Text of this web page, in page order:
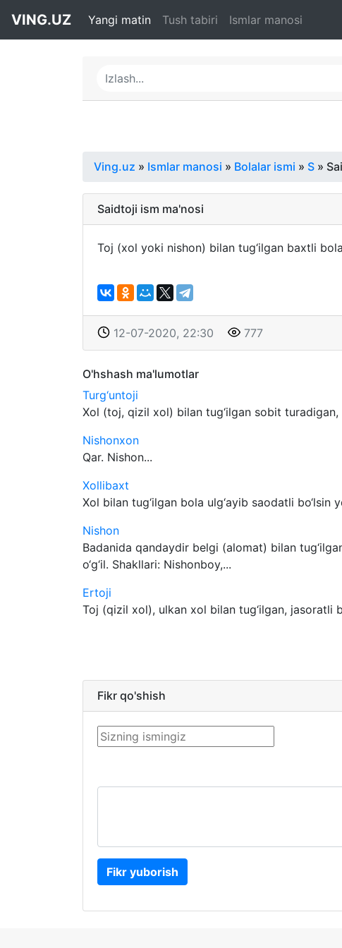
VING.UZ Yangi matin Tush tabiri Ismlar manosi
Ving.uz » Ismlar manosi » Bolalar ismi » S »
Saidtoji ism ma'nosi
Toj (xol yoki nishon) bilan tug‘ilgan baxtli
12-07-2020, 22:30 777
O'hshash ma'lumotlar
Turg‘untoji
Xol (toj, qizil xol) bilan tug‘ilgan sobit turadigan,
Nishonxon
Qar. Nishon...
Xollibaxt
Xol bilan tug‘ilgan bola ulg‘ayib saodatli bo‘lsin
Nishon
Badanida qandaydir belgi (alomat) bilan
o‘g‘il. Shakllari: Nishonboy,...
Ertoji
Toj (qizil xol), ulkan xol bilan tug‘ilgan, jasoratli
Fikr qo'shish
Fikr yuborish